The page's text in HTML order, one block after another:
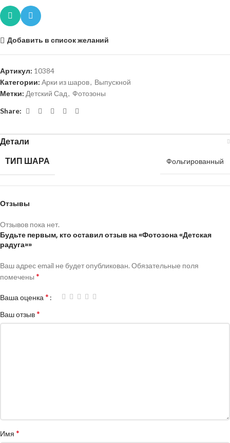
Добавить в список желаний
Артикул: 10384
Категории: Арки из шаров, Выпускной
Метки: Детский Сад, Фотозоны
Share:
Детали
ТИП ШАРА
Фольгированный
Отзывы
Отзывов пока нет.
Будьте первым, кто оставил отзыв на «Фотозона «Детская
радуга»»
Ваш адрес email не будет опубликован. Обязательные поля
помечены *
Ваша оценка *
Ваш отзыв*
Имя *